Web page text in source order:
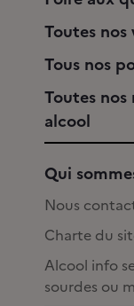
Toutes nos
Tous nos
Toutes
alcool
Qui
Nous
Charte du
Alcool info
sourdes ou